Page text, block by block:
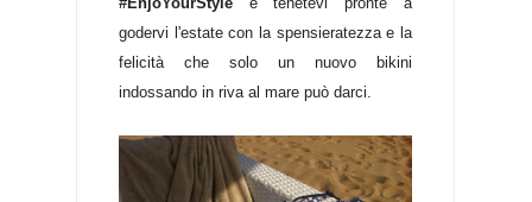
godervi l'estate con la spensieratezza e la
felicità che solo un nuovo bikini
indossando in riva al mare può darci.